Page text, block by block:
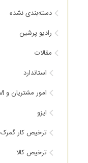
دسته‌بندی نشده
رادیو پرشین
مقالات
استاندارد
امور مشتریان و CRM
ایزو
ترخیص کار گمرک
ترخیص کالا